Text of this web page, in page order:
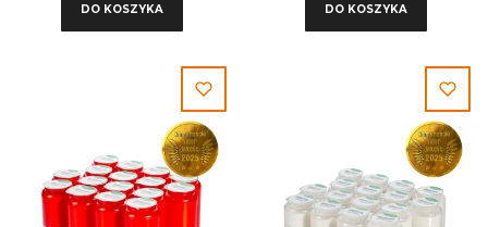
DO KOSZYKA DO KOSZYKA